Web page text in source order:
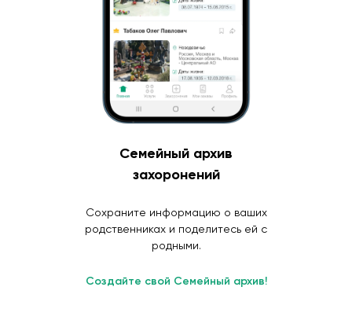
Семейный архив
захоронений
Сохраните информацию о ваших
родственниках и поделитесь ей с
родными.
Создайте свой Семейный архив!